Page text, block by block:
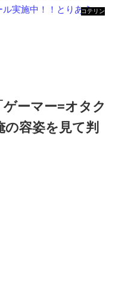
【期間限定】MGS動画が100円セール実施中！！とりあえず全部買うやろｗｗｗｗｗ
コテリン
ゲーマー=オタク
容姿を見て判